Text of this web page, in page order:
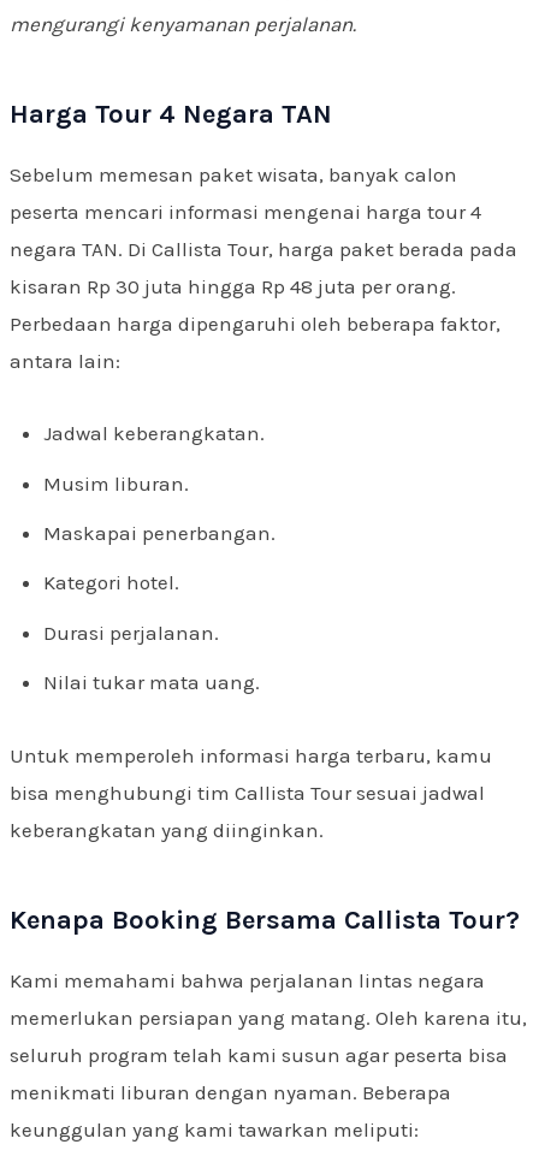
mengurangi kenyamanan perjalanan.
Harga Tour 4 Negara TAN
Sebelum memesan paket wisata, banyak calon
peserta mencari informasi mengenai harga tour 4
negara TAN. Di Callista Tour, harga paket berada pada
kisaran Rp 30 juta hingga Rp 48 juta per orang.
Perbedaan harga dipengaruhi oleh beberapa faktor,
antara lain:
Jadwal keberangkatan.
Musim liburan.
Maskapai penerbangan.
Kategori hotel.
Durasi perjalanan.
Nilai tukar mata uang.
Untuk memperoleh informasi harga terbaru, kamu
bisa menghubungi tim Callista Tour sesuai jadwal
keberangkatan yang diinginkan.
Kenapa Booking Bersama Callista Tour?
Kami memahami bahwa perjalanan lintas negara
memerlukan persiapan yang matang. Oleh karena itu,
seluruh program telah kami susun agar peserta bisa
menikmati liburan dengan nyaman. Beberapa
keunggulan yang kami tawarkan meliputi: